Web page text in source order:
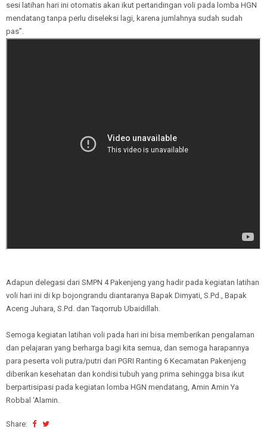
sesi latihan hari ini otomatis akan ikut pertandingan voli pada lomba HGN
mendatang tanpa perlu diseleksi lagi, karena jumlahnya sudah sudah
pas”.
Adapun delegasi dari SMPN 4 Pakenjeng yang hadir pada kegiatan latihan
voli hari ini di kp bojongrandu diantaranya Bapak Dimyati, S.Pd., Bapak
Aceng Juhara, S.Pd. dan Taqorrub Ubaidillah.
Semoga kegiatan latihan voli pada hari ini bisa memberikan pengalaman
dan pelajaran yang berharga bagi kita semua, dan semoga harapannya
para peserta voli putra/putri dari PGRI Ranting 6 Kecamatan Pakenjeng
diberikan kesehatan dan kondisi tubuh yang prima sehingga bisa ikut
berpartisipasi pada kegiatan lomba HGN mendatang, Amin Amin Ya
Robbal ‘Alamin.
Share: